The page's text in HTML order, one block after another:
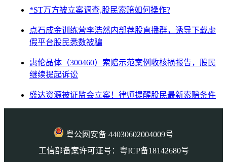
*ST万方被立案调查,股民索赔如何操作?
点石成金训练营李浩然内部荐股直播群，诱导下载虚
假平台股民悉数被骗
惠伦晶体（300460）索赔示范案例收核损报告，股民
继续提起诉讼
盛达资源被证监会立案！律师提醒股民最新索赔条件
粤公网安备 44030602004009号
工信部备案许可证号：粤ICP备18142680号